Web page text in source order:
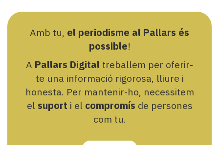
Amb tu, el periodisme al Pallars és
possible!
A Pallars Digital treballem per oferir-
te una informació rigorosa, lliure i
honesta. Per mantenir-ho, necessitem
el suport i el compromís de persones
com tu.